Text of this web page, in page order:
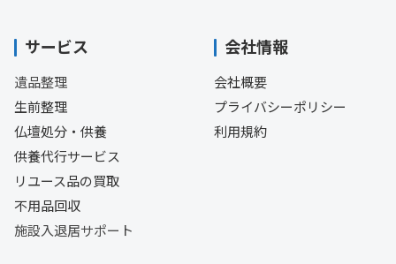
サービス
遺品整理
生前整理
仏壇処分・供養
供養代行サービス
リユース品の買取
不用品回収
施設入退居サポート
会社情報
会社概要
プライバシーポリシー
利用規約